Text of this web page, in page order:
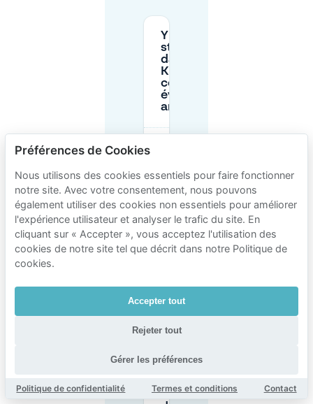
Y a-t-il un
stationnement
dans la rue à
Kievitwijk, et
comment
éviter les
amendes ?
stationnement
typiques près
de Kievitplein
/ Anvers
Centraal (zone
de Kievitwijk)
stationner
la nuit à
Kievitwijk
?
je vérifier
avant
Préférences de Cookies
Nous utilisons des cookies essentiels pour faire fonctionner
notre site. Avec votre consentement, nous pouvons
également utiliser des cookies non essentiels pour améliorer
l'expérience utilisateur et analyser le trafic du site. En
cliquant sur « Accepter », vous acceptez l'utilisation des
cookies de notre site tel que décrit dans notre Politique de
cookies.
Accepter tout
Rejeter tout
Gérer les préférences
Politique de confidentialité Termes et conditions Contact